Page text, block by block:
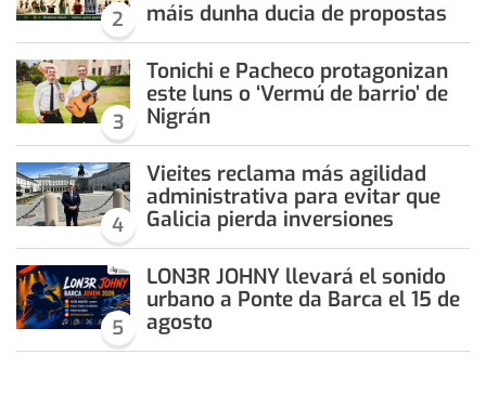
2
máis dunha ducia de propostas
3
Tonichi e Pacheco protagonizan
este luns o ‘Vermú de barrio’ de
Nigrán
4
Vieites reclama más agilidad
administrativa para evitar que
Galicia pierda inversiones
5
LON3R JOHNY llevará el sonido
urbano a Ponte da Barca el 15 de
agosto